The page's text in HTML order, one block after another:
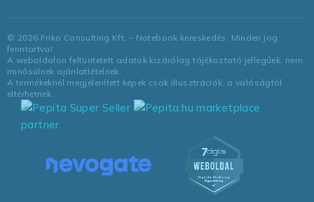
© 2026 Friko Consulting Kft. – Notebook kereskedés. Minden jog
fenntartva!
A weboldalon feltüntetett adatok kizárólag tájékoztató jellegűek, nem
minősülnek ajánlattételnek.
A termékeknél megjelenített képek csak illusztrációk, a valóságtól
eltérhetnek.
marketplace
partner